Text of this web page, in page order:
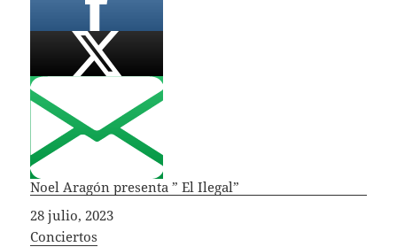
Noel Aragón presenta ” El Ilegal”
Fecha
28 julio, 2023
In relation to
Conciertos